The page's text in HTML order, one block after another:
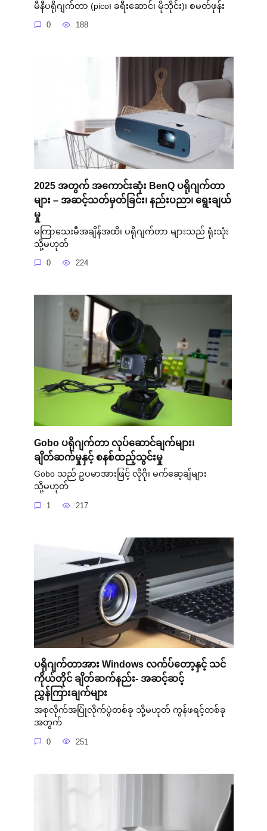
မီနီပရိုဂျက်တာ (pico၊ ခရီးဆောင်၊ မိုဘိုင်း)၊ စမတ်ဖုန်း
0 188
2025 အတွက် အကောင်းဆုံး BenQ ပရိုဂျက်တာ
များ – အဆင့်သတ်မှတ်ခြင်း၊ နည်းပညာ၊ ရွေးချယ်
မှု
မကြာသေးမီအချိန်အထိ၊ ပရိုဂျက်တာ များသည် ရုံးသုံး
သို့မဟုတ်
0 224
Gobo ပရိုဂျက်တာ လုပ်ဆောင်ချက်များ၊
ချိတ်ဆက်မှုနှင့် စနစ်ထည့်သွင်းမှု
Gobo သည် ဥပမာအားဖြင့် လိုဂို၊ မက်ဆေ့ချ်များ
သို့မဟုတ်
1 217
ပရိုဂျက်တာအား Windows လက်ပ်တော့နှင့် သင်
ကိုယ်တိုင် ချိတ်ဆက်နည်း- အဆင့်ဆင့်
ညွှန်ကြားချက်များ
အစုလိုက်အပြုံလိုက်ပွဲတစ်ခု သို့မဟုတ် ကွန်ဖရင့်တစ်ခု
အတွက်
0 251